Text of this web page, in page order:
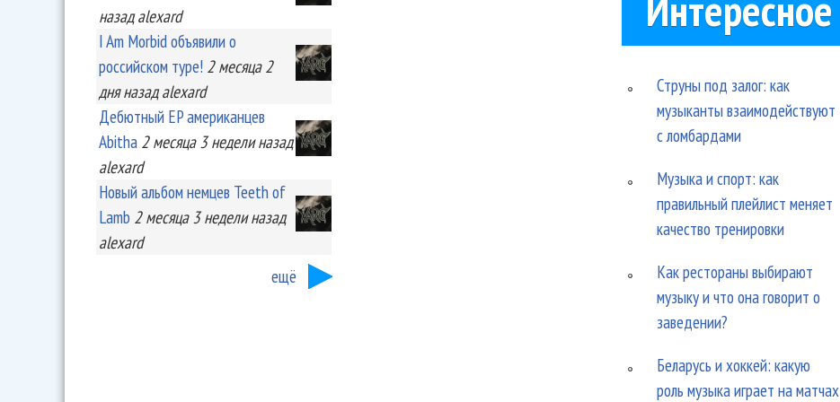
назад alexard
I Am Morbid объявили о
российском туре! 2 месяца 2
дняназад alexard
Дебютный EP американцев
Abitha 2 месяца 3 неделиназад
alexard
Новый альбом немцев Teeth of
Lamb 2 месяца 3 неделиназад
alexard
ещё
Струны под залог: как
музыканты взаимодействуют
с ломбардами
Музыка и спорт: как
правильный плейлист меняет
качество тренировки
Как рестораны выбирают
музыку и что она говорит о
заведении?
Беларусь и хоккей: какую
роль музыка играет на матчах